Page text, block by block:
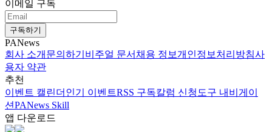
이메일 구독
구독하기
PANews
회사 소개 문의하기 비주얼 문서 채용 정보개인정보처리방침사
용자 약관
추천
이벤트 캘린더 인기 이벤트RSS 구독칼럼 신청 도구 내비게이
션PANews Skill
앱 다운로드